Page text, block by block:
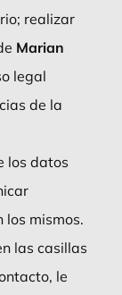
realizar
Marian
legal
de la
los datos
los mismos.
las casillas
le